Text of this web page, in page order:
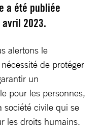
a été publiée
2023.
alertons le
de protéger
un
pour les personnes,
société civile qui se
les droits humains.